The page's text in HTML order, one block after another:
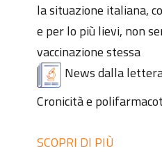
la situazione italiana,
e per lo più lievi, non
vaccinazione stessa
News dalla
Cronicità e
SCOPRI DI PIÙ